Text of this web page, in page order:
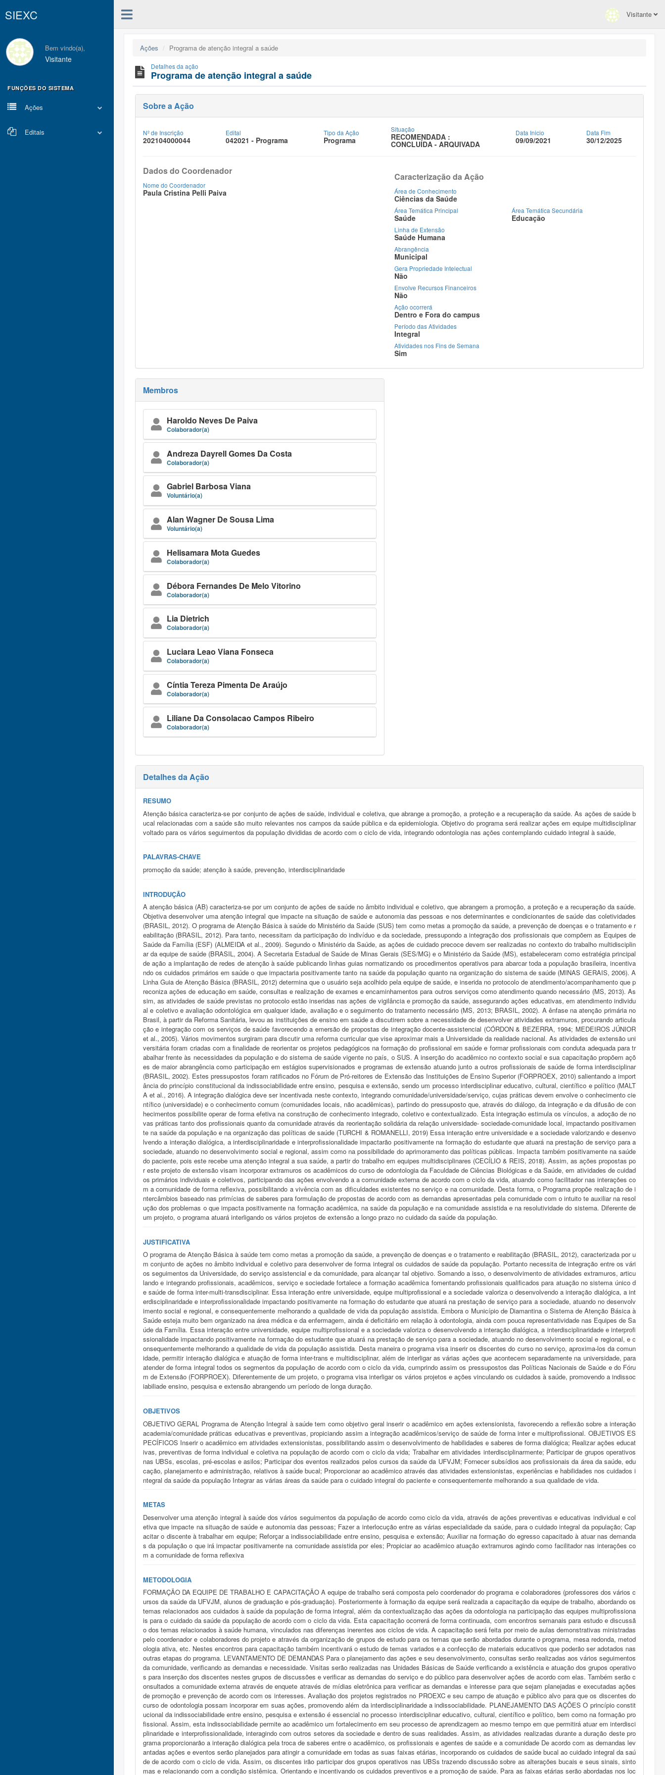
SIEXC
Bem vindo(a),
Visitante
FUNÇÕES DO SISTEMA
Ações
Editais
Visitante
Ações Programa de atenção integral a saúde
Detalhes da ação
Programa de atenção integral a saúde
Sobre a Ação
Nº de Inscrição
202104000044
Edital
042021 - Programa
Tipo da Ação
Programa
Situação
RECOMENDADA :
CONCLUÍDA - ARQUIVADA
Data Inicio
09/09/2021
Data Fim
30/12/2025
Dados do Coordenador
Nome do Coordenador
Paula Cristina Pelli Paiva
Caracterização da Ação
Área de Conhecimento
Ciências da Saúde
Área Temática Principal
Saúde
Área Temática Secundária
Educação
Linha de Extensão
Saúde Humana
Abrangência
Municipal
Gera Propriedade Intelectual
Não
Envolve Recursos Financeiros
Não
Ação ocorrerá
Dentro e Fora do campus
Período das Atividades
Integral
Atividades nos Fins de Semana
Sim
Membros
Haroldo Neves De Paiva
Colaborador(a)
Andreza Dayrell Gomes Da Costa
Colaborador(a)
Gabriel Barbosa Viana
Voluntário(a)
Alan Wagner De Sousa Lima
Voluntário(a)
Helisamara Mota Guedes
Colaborador(a)
Débora Fernandes De Melo Vitorino
Colaborador(a)
Lia Dietrich
Colaborador(a)
Luciara Leao Viana Fonseca
Colaborador(a)
Cíntia Tereza Pimenta De Araújo
Colaborador(a)
Liliane Da Consolacao Campos Ribeiro
Colaborador(a)
Detalhes da Ação
RESUMO
Atenção básica caracteriza-se por conjunto de ações de saúde, individual e coletiva, que abrange a promoção, a proteção e a recuperação da saúde. As ações de saúde b
ucal relacionadas com a saúde são muito relevantes nos campos da saúde pública e da epidemiologia. Objetivo do programa será realizar ações em equipe multidisciplinar
voltado para os vários seguimentos da população divididas de acordo com o ciclo de vida, integrando odontologia nas ações contemplando cuidado integral à saúde,
PALAVRAS-CHAVE
promoção da saúde; atenção à saúde, prevenção, interdisciplinaridade
INTRODUÇÃO
A atenção básica (AB) caracteriza-se por um conjunto de ações de saúde no âmbito individual e coletivo, que abrangem a promoção, a proteção e a recuperação da saúde.
Objetiva desenvolver uma atenção integral que impacte na situação de saúde e autonomia das pessoas e nos determinantes e condicionantes de saúde das coletividades
(BRASIL, 2012). O programa de Atenção Básica à saúde do Ministério da Saúde (SUS) tem como metas a promoção da saúde, a prevenção de doenças e o tratamento e r
eabilitação (BRASIL, 2012). Para tanto, necessitam da participação do indivíduo e da sociedade, pressupondo a integração dos profissionais que compõem as Equipes de
Saúde da Família (ESF) (ALMEIDA et al., 2009). Segundo o Ministério da Saúde, as ações de cuidado precoce devem ser realizadas no contexto do trabalho multidisciplin
ar da equipe de saúde (BRASIL, 2004). A Secretaria Estadual de Saúde de Minas Gerais (SES/MG) e o Ministério da Saúde (MS), estabeleceram como estratégia principal
de ação a implantação de redes de atenção à saúde publicando linhas guias normatizando os procedimentos operativos para abarcar toda a população brasileira, incentiva
ndo os cuidados primários em saúde o que impactaria positivamente tanto na saúde da população quanto na organização do sistema de saúde (MINAS GERAIS, 2006). A
Linha Guia de Atenção Básica (BRASIL, 2012) determina que o usuário seja acolhido pela equipe de saúde, e inserida no protocolo de atendimento/acompanhamento que p
reconiza ações de educação em saúde, consultas e realização de exames e encaminhamentos para outros serviços como atendimento quando necessário (MS, 2013). As
sim, as atividades de saúde previstas no protocolo estão inseridas nas ações de vigilância e promoção da saúde, assegurando ações educativas, em atendimento individu
al e coletivo e avaliação odontológica em qualquer idade, avaliação e o seguimento do tratamento necessário (MS, 2013; BRASIL, 2002). A ênfase na atenção primária no
Brasil, à partir da Reforma Sanitária, levou as instituições de ensino em saúde a discutirem sobre a necessidade de desenvolver atividades extramuros, procurando articula
ção e integração com os serviços de saúde favorecendo a emersão de propostas de integração docente-assistencial (CÓRDON & BEZERRA, 1994; MEDEIROS JÚNIOR
et al., 2005). Vários movimentos surgiram para discutir uma reforma curricular que vise aproximar mais a Universidade da realidade nacional. As atividades de extensão uni
versitária foram criadas com a finalidade de reorientar os projetos pedagógicos na formação do profissional em saúde e formar profissionais com conduta adequada para tr
abalhar frente às necessidades da população e do sistema de saúde vigente no país, o SUS. A inserção do acadêmico no contexto social e sua capacitação propõem açõ
es de maior abrangência como participação em estágios supervisionados e programas de extensão atuando junto a outros profissionais de saúde de forma interdisciplinar
(BRASIL, 2002). Estes pressupostos foram ratificados no Fórum de Pró-reitores de Extensão das Instituições de Ensino Superior (FORPROEX, 2010) salientando a import
ância do princípio constitucional da indissociabilidade entre ensino, pesquisa e extensão, sendo um processo interdisciplinar educativo, cultural, científico e político (MALT
A et al., 2016). A integração dialógica deve ser incentivada neste contexto, integrando comunidade/universidade/serviço, cujas práticas devem envolve o conhecimento cie
ntífico (universidade) e o conhecimento comum (comunidades locais, não acadêmicas), partindo do pressuposto que, através do diálogo, da integração e da difusão de con
hecimentos possibilite operar de forma efetiva na construção de conhecimento integrado, coletivo e contextualizado. Esta integração estimula os vínculos, a adoção de no
vas práticas tanto dos profissionais quanto da comunidade através da reorientação solidária da relação universidade- sociedade-comunidade local, impactando positivamen
te na saúde da população e na organização das políticas de saúde (TURCHI & ROMANELLI, 2019) Essa interação entre universidade e a sociedade valorizando e desenvo
lvendo a interação dialógica, a interdisciplinaridade e interprofissionalidade impactarão positivamente na formação do estudante que atuará na prestação de serviço para a
sociedade, atuando no desenvolvimento social e regional, assim como na possibilidade do aprimoramento das políticas públicas. Impacta também positivamente na saúde
do paciente, pois este recebe uma atenção integral a sua saúde, a partir do trabalho em equipes multidisciplinares (CECÍLIO & REIS, 2018). Assim, as ações propostas po
r este projeto de extensão visam incorporar extramuros os acadêmicos do curso de odontologia da Faculdade de Ciências Biológicas e da Saúde, em atividades de cuidad
os primários individuais e coletivos, participando das ações envolvendo a a comunidade externa de acordo com o ciclo da vida, atuando como facilitador nas interações co
m a comunidade de forma reflexiva, possibilitando a vivência com as dificuldades existentes no serviço e na comunidade. Desta forma, o Programa propõe realização de i
ntercâmbios baseado nas primícias de saberes para formulação de propostas de acordo com as demandas apresentadas pela comunidade com o intuito te auxiliar na resol
ução dos problemas o que impacta positivamente na formação acadêmica, na saúde da população e na comunidade assistida e na resolutividade do sistema. Diferente de
um projeto, o programa atuará interligando os vários projetos de extensão a longo prazo no cuidado da saúde da população.
JUSTIFICATIVA
O programa de Atenção Básica à saúde tem como metas a promoção da saúde, a prevenção de doenças e o tratamento e reabilitação (BRASIL, 2012), caracterizada por u
m conjunto de ações no âmbito individual e coletivo para desenvolver de forma integral os cuidados de saúde da população. Portanto necessita de integração entre os vári
os seguimentos da Universidade, do serviço assistencial e da comunidade, para alcançar tal objetivo. Somando a isso, o desenvolvimento de atividades extramuros, articu
lando e integrando profissionais, acadêmicos, serviço e sociedade fortalece a formação acadêmica fomentando profissionais qualificados para atuação no sistema único d
e saúde de forma inter-multi-transdisciplinar. Essa interação entre universidade, equipe multiprofissional e a sociedade valoriza o desenvolvendo a interação dialógica, a int
erdisciplinaridade e interprofissionalidade impactando positivamente na formação do estudante que atuará na prestação de serviço para a sociedade, atuando no desenvolv
imento social e regional, e consequentemente melhorando a qualidade de vida da população assistida. Embora o Município de Diamantina o Sistema de Atenção Básica à
Saúde esteja muito bem organizado na área médica e da enfermagem, ainda é deficitário em relação à odontologia, ainda com pouca representatividade nas Equipes de Sa
úde da Família. Essa interação entre universidade, equipe multiprofissional e a sociedade valoriza o desenvolvendo a interação dialógica, a interdisciplinaridade e interprofi
ssionalidade impactando positivamente na formação do estudante que atuará na prestação de serviço para a sociedade, atuando no desenvolvimento social e regional, e c
onsequentemente melhorando a qualidade de vida da população assistida. Desta maneira o programa visa inserir os discentes do curso no serviço, aproxima-los da comun
idade, permitir interação dialógica e atuação de forma inter-trans e multidisciplinar, além de interligar as várias ações que acontecem separadamente na universidade, para
atender de forma integral todos os segmentos da população de acordo com o ciclo da vida, cumprindo assim os pressupostos das Políticas Nacionais de Saúde e do Fóru
m de Extensão (FORPROEX). Diferentemente de um projeto, o programa visa interligar os vários projetos e ações vinculando os cuidados à saúde, promovendo a indissoc
iabiliade ensino, pesquisa e extensão abrangendo um período de longa duração.
OBJETIVOS
OBJETIVO GERAL Programa de Atenção Integral à saúde tem como objetivo geral inserir o acadêmico em ações extensionista, favorecendo a reflexão sobre a interação
academia/comunidade práticas educativas e preventivas, propiciando assim a integração acadêmicos/serviço de saúde de forma inter e multiprofissional. OBJETIVOS ES
PECÍFICOS Inserir o acadêmico em atividades extensionistas, possibilitando assim o desenvolvimento de habilidades e saberes de forma dialógica; Realizar ações educat
ivas, preventivas de forma individual e coletiva na população de acordo com o ciclo da vida; Trabalhar em atividades interdisciplinarmente; Participar de grupos operativos
nas UBSs, escolas, pré-escolas e asilos; Participar dos eventos realizados pelos cursos da saúde da UFVJM; Fornecer subsídios aos profissionais da área da saúde, edu
cação, planejamento e administração, relativos à saúde bucal; Proporcionar ao acadêmico através das atividades extensionistas, experiências e habilidades nos cuidados i
ntegral da saúde da população Integrar as várias áreas da saúde para o cuidado integral do paciente e consequentemente melhorando a sua qualidade de vida.
METAS
Desenvolver uma atenção integral à saúde dos vários seguimentos da população de acordo como ciclo da vida, através de ações preventivas e educativas individual e col
etiva que impacte na situação de saúde e autonomia das pessoas; Fazer a interlocução entre as várias especialidade da saúde, para o cuidado integral da população; Cap
acitar o discente à trabalhar em equipe; Reforçar a indissociabilidade entre ensino, pesquisa e extensão; Auxiliar na formação do egresso capacitado à atuar nas demanda
s da população o que irá impactar positivamente na comunidade assistida por eles; Propiciar ao acadêmico atuação extramuros agindo como facilitador nas interações co
m a comunidade de forma reflexiva
METODOLOGIA
FORMAÇÃO DA EQUIPE DE TRABALHO E CAPACITAÇÃO A equipe de trabalho será composta pelo coordenador do programa e colaboradores (professores dos vários c
ursos da saúde da UFVJM, alunos de graduação e pós-graduação). Posteriormente à formação da equipe será realizada a capacitação da equipe de trabalho, abordando os
temas relacionados aos cuidados à saúde da população de forma integral, além da contextualização das ações da odontologia na participação das equipes multiprofissiona
is para o cuidado da saúde da população de acordo com o ciclo da vida. Esta capacitação ocorrerá de forma continuada, com encontros semanais para estudo e discussã
o dos temas relacionados à saúde humana, vinculados nas diferenças inerentes aos ciclos de vida. A capacitação será feita por meio de aulas demonstrativas ministradas
pelo coordenador e colaboradores do projeto e através da organização de grupos de estudo para os temas que serão abordados durante o programa, mesa redonda, metod
ologia ativa, etc. Nestes encontros para capacitação também incentivará o estudo de temas variados e a confecção de materiais educativos que poderão ser adotados nas
outras etapas do programa. LEVANTAMENTO DE DEMANDAS Para o planejamento das ações e seu desenvolvimento, consultas serão realizadas aos vários seguimentos
da comunidade, verificando as demandas e necessidade. Visitas serão realizadas nas Unidades Básicas de Saúde verificando a existência e atuação dos grupos operativo
s para inserção dos discentes nestes grupos de discussões e verificar as demandas do serviço e do público para desenvolver ações de acordo com elas. Também serão c
onsultados a comunidade externa através de enquete através de mídias eletrônica para verificar as demandas e interesse para que sejam planejadas e executadas ações
de promoção e prevenção de acordo com os interesses. Avaliação dos projetos registrados no PROEXC e seu campo de atuação e público alvo para que os discentes do
curso de odontologia possam incorporar em suas ações, promovendo além da interdisciplinaridade a indissociabilidade. PLANEJAMENTO DAS AÇÕES O princípio constit
ucional da indissociabilidade entre ensino, pesquisa e extensão é essencial no processo interdisciplinar educativo, cultural, científico e político, bem como na formação pro
fissional. Assim, esta indissociabilidade permite ao acadêmico um fortalecimento em seu processo de aprendizagem ao mesmo tempo em que permitirá atuar em interdisci
plinaridade e interprofissionalidade, interagindo com outros setores da sociedade e dentro de suas realidades. Assim, as atividades realizadas durante a duração deste pro
grama proporcionarão a interação dialógica pela troca de saberes entre o acadêmico, os profissionais e agentes de saúde e a comunidade De acordo com as demandas lev
antadas ações e eventos serão planejados para atingir a comunidade em todas as suas faixas etárias, incorporando os cuidados de saúde bucal ao cuidado integral da saú
de de acordo com o ciclo de vida. Assim, os discentes irão participar dos grupos operativos nas UBSs trazendo discussão sobre as alterações bucais e seus sinais, sinto
mas e relacionando com a condição sistêmica. Orientando e incentivando os cuidados preventivos e a promoção de saúde. Para as faixas etárias serão abordadas nos loc